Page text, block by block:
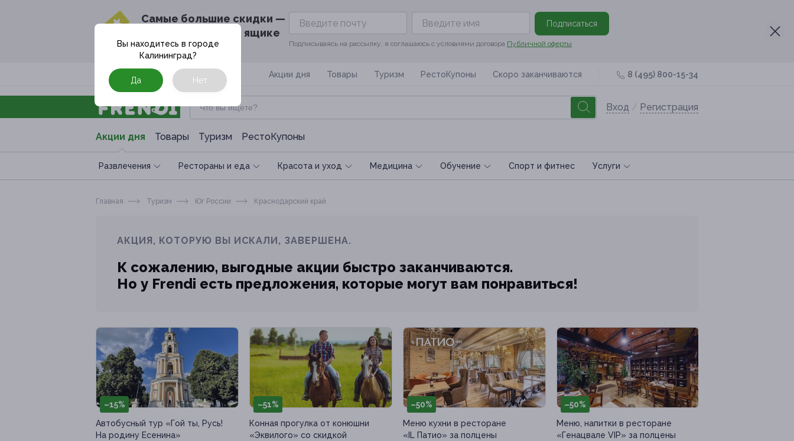
Cамые большие скидки —
в твоём почтовом ящике
Подписаться
Подписываясь на рассылку, я соглашаюсь с условиями договора Публичной оферты
Москва Акции дня Товары Туризм РестоКупоны Скоро заканчиваются 8 (495) 800-15-34
Вход / Регистрация
Акции дня Товары Туризм РестоКупоны
Развлечения Рестораны и еда Красота и уход Медицина Обучение Спoрт и фитнес Услуги
Вы находитесь в городе
Калининград?
Да Нет
Главная Туризм Юг России Краснодарский край
АКЦИЯ, КОТОРУЮ ВЫ ИСКАЛИ, ЗАВЕРШЕНА.
К сожалению, выгодные акции быстро заканчиваются.
Но у Frendi есть предложения, которые могут вам понравиться!
–15%
Автобусный тур «Гой ты, Русь!
На родину Есенина»
–51%
Конная прогулка от конюшни
«Эквилого» со скидкой
–50%
Меню кухни в ресторане
«IL Патио» за полцены
–50%
Меню, напитки в ресторане
«Генацвале VIP» за полцены